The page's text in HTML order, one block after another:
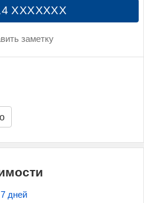
XXXXXXX
заметку
дней